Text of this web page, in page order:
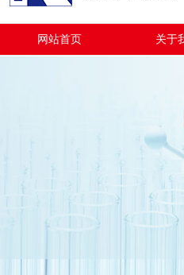
网站首页 关于